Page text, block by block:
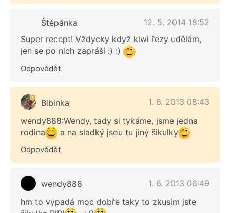
Štěpánka
12. 5. 2014 18:52
Super recept! Vždycky když kiwi řezy udělám,
jen se po nich zapráší :) :)
Odpovědět
Bibinka
1. 6. 2013 08:43
wendy888:Wendy, tady si tykáme, jsme jedna
rodina
a na sladký jsou tu jiný šikulky
Odpovědět
wendy888
1. 6. 2013 06:49
hm to vypadá moc dobře taky to zkusím jste